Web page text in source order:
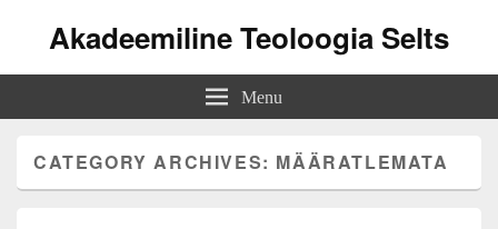
Akadeemiline Teoloogia Selts
Menu
CATEGORY ARCHIVES: MÄÄRATLEMATA